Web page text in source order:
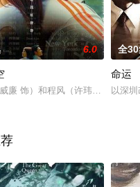
6.0
廉 饰）和程风（许玮伦 饰）从
全
命运
以深